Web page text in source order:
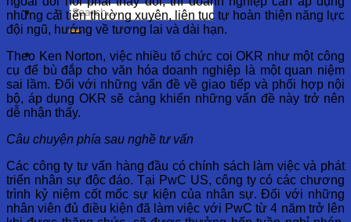
những cải tiến thường xuyên, liên tục tự hoàn thiện năng lực
đội ngũ, hướng về tương lai và dài hạn.
Theo Ken Norton, việc nhiều tổ chức coi OKR như một công
cụ để bù đắp cho văn hóa doanh nghiệp là một quan niệm
sai lầm. Đối với những vấn đề về giao tiếp và phối hợp nội
bộ, áp dụng OKR sẽ càng khiến những vấn đề này trở nên
dễ nhận thấy.
Câu chuyện phía sau nghề tư vấn
Các công ty tư vấn hàng đầu có chính sách làm việc và phát
triển nhân sự độc đáo. Tại PwC US, công ty có các chương
trình kỷ niệm cốt mốc sự kiện của nhân sự. Đối với những
nhân viên đủ điều kiện đã làm việc với PwC từ 4 năm trở lên